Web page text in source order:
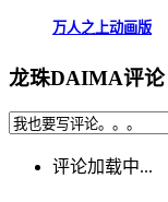
万人之上动画版
龙珠DAIMA评论
评论加载中...